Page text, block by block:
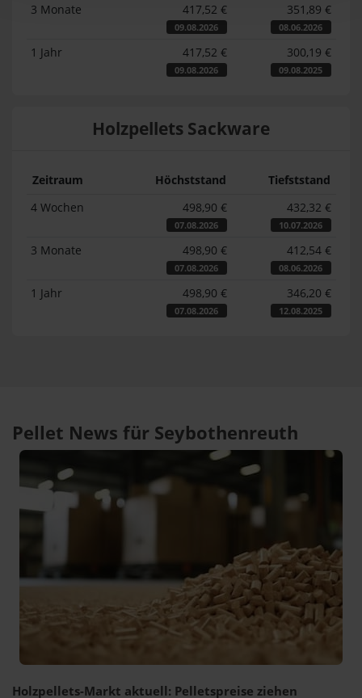
3 Monate 417,52 €
09.08.2026
351,89 €
08.06.2026
1 Jahr 417,52 €
09.08.2026
300,19 €
09.08.2025
Holzpellets Sackware
Zeitraum Höchststand
Tiefststand
4 Wochen
498,90 €
07.08.2026
432,32 €
10.07.2026
3 Monate 498,90 €
07.08.2026
412,54 €
08.06.2026
1 Jahr 498,90 €
07.08.2026
346,20 €
12.08.2025
Pellet News für Seybothenreuth
Holzpellets-Markt aktuell: Pelletspreise ziehen